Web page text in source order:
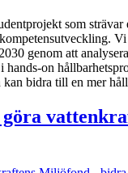
som strävar
genom att
hands-on
kan bidra till en mer